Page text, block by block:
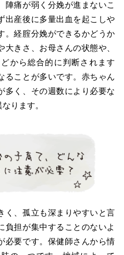
陣痛が弱く分娩が進まないこ
出産後に多量出血を起こしや
。経腟分娩ができるかどうか
きさ、お母さんの状態や、
から総合的に判断されます
ることが多いです。赤ちゃん
多く、その週数により必要な
ります。
く、孤立も深まりやすいと言
負担が集中することのないよ
必要です。保健師さんから情